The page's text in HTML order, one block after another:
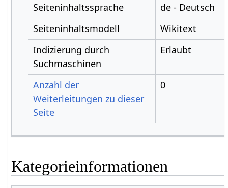
Seiteninhaltssprache
de - Deutsch
Seiteninhaltsmodell
Wikitext
Indizierung durch
Suchmaschinen
Erlaubt
Anzahl der
Weiterleitungen zu dieser
Seite
0
Kategorieinformationen